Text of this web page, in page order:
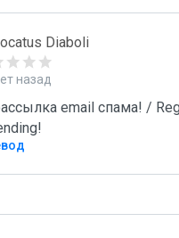
Diaboli
назад
email спама! /